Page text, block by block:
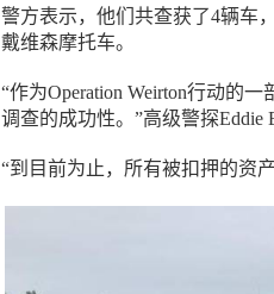
警方表示，他们共查获了4辆车
戴维森摩托车。
“作为Operation Weirton行动的
调查的成功性。”高级警探Eddie
“到目前为止，所有被扣押的资